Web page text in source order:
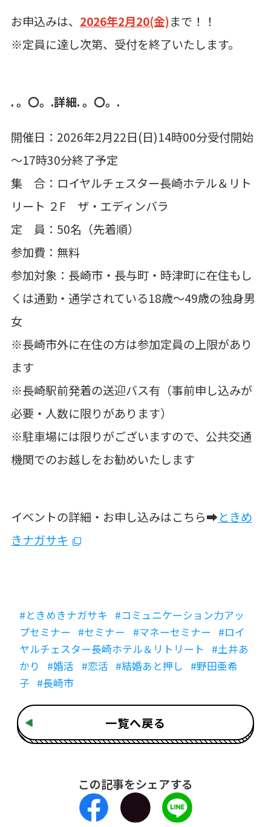
お申込みは、 2026年2月20(金)まで！！
※定員に達し次第、受付を終了いたします。
. 。〇。.詳細. 。〇。.
開催日：2026年2月22日(日)14時00分受付開始
～17時30分終了予定
集 合：ロイヤルチェスター長崎ホテル＆リト
リート ２F ザ・エディンバラ
定 員：50名（先着順）
参加費：無料
参加対象：長崎市・長与町・時津町に在住もし
くは通勤・通学されている18歳～49歳の独身男
女
※長崎市外に在住の方は参加定員の上限があり
ます
※長崎駅前発着の送迎バス有（事前申し込みが
必要・人数に限りがあります）
※駐車場には限りがございますので、公共交通
機関でのお越しをお勧めいたします
イベントの詳細・お申し込みはこちら➡ときめ
きナガサキ
#ときめきナガサキ
#コミュニケーション力アッ
プセミナー
#セミナー #マネーセミナー
#ロイ
ヤルチェスター長崎ホテル＆リトリート
#土井あ
かり
#婚活 #恋活 #結婚あと押し
#野田亜希
子 #長崎市
一覧へ戻る
この記事をシェアする